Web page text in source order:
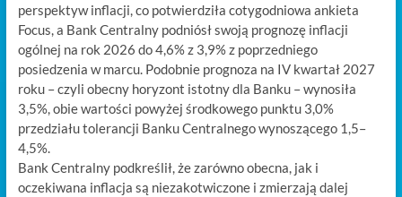
perspektyw inflacji, co potwierdziła cotygodniowa ankieta
Focus, a Bank Centralny podniósł swoją prognozę inflacji
ogólnej na rok 2026 do 4,6% z 3,9% z poprzedniego
posiedzenia w marcu. Podobnie prognoza na IV kwartał 2027
roku – czyli obecny horyzont istotny dla Banku – wynosiła
3,5%, obie wartości powyżej środkowego punktu 3,0%
przedziału tolerancji Banku Centralnego wynoszącego 1,5–
4,5%.
Bank Centralny podkreślił, że zarówno obecna, jak i
oczekiwana inflacja są niezakotwiczone i zmierzają dalej